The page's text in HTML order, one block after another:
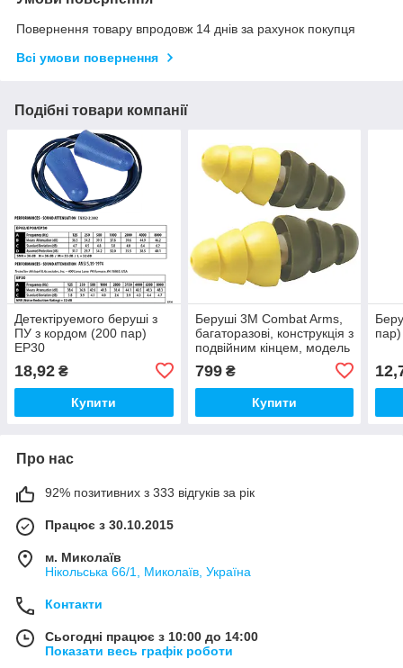
Повернення товару впродовж 14 днів за рахунок покупця
Всі умови повернення
Подібні товари компанії
Детектіруемого беруші з
ПУ з кордом (200 пар)
EP30
18,92 ₴
Купити
Беруші 3M Combat Arms,
багаторазові, конструкція з
подвійним кінцем, модель
799₴
Купити
Про нас
92% позитивних з 333 відгуків за рік
Працює з 30.10.2015
м. Миколаїв
Нікольська 66/1, Миколаїв, Україна
Контакти
Сьогодні працює з 10:00 до 14:00
Показати весь графік роботи